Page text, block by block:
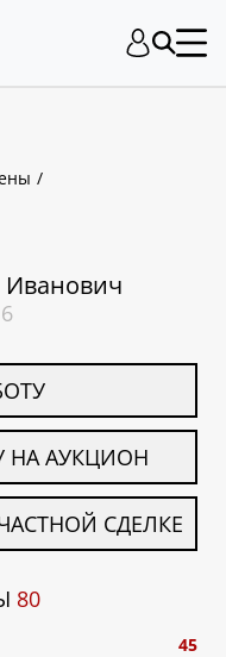
Иванович
НА АУКЦИОН
СДЕЛКЕ
80
45